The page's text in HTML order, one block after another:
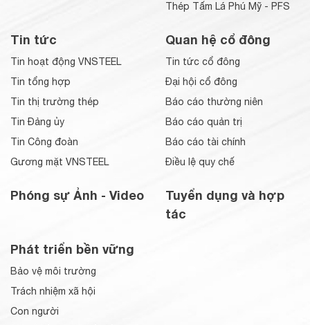
Thép Tấm Lá Phú Mỹ - PFS
Tin tức
Tin hoạt động VNSTEEL
Tin tổng hợp
Tin thị trường thép
Tin Đảng ủy
Tin Công đoàn
Gương mặt VNSTEEL
Phóng sự Ảnh - Video
Quan hệ cổ đông
Tin tức cổ đông
Đại hội cổ đông
Báo cáo thường niên
Báo cáo quản trị
Báo cáo tài chính
Điều lệ quy chế
Tuyển dụng và hợp
tác
Phát triển bền vững
Bảo vệ môi trường
Trách nhiệm xã hội
Con người